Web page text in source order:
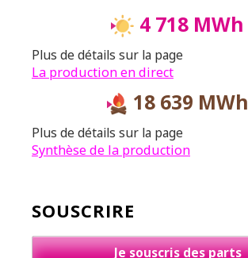
4 718 MWh
Plus de détails sur la page
La production en direct
18 639 MWh
Plus de détails sur la page
Synthèse de la production
SOUSCRIRE
Je souscris des parts